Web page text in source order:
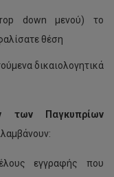
down μενού) το
θέση
δικαιολογητικά
των Παγκυπρίων
εγγραφής που